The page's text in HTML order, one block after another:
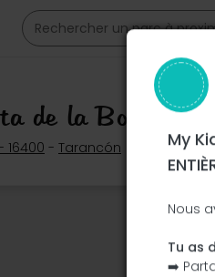
de la Bolita"
16400 - Tarancón
Ce
My
Nous
Tu as
➡️